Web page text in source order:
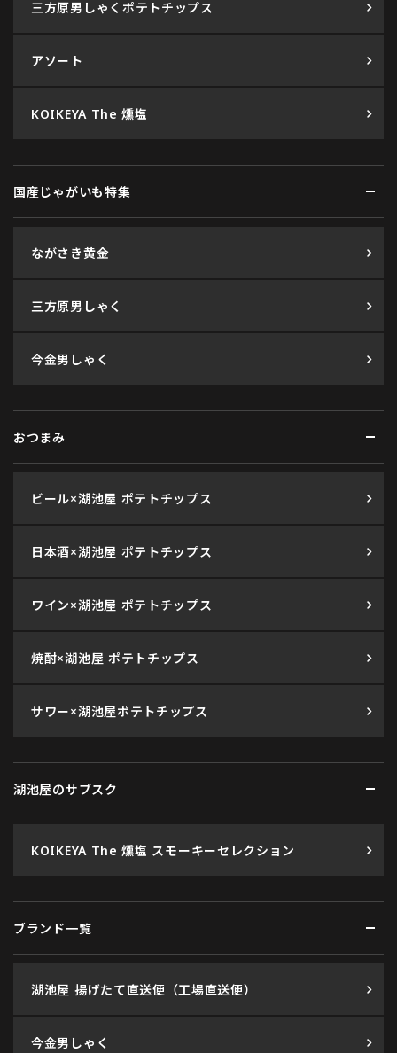
三方原男しゃくポテトチップス
アソート
KOIKEYA The 燻塩
国産じゃがいも特集
ながさき黄金
三方原男しゃく
今金男しゃく
おつまみ
ビール×湖池屋 ポテトチップス
日本酒×湖池屋 ポテトチップス
ワイン×湖池屋 ポテトチップス
焼酎×湖池屋 ポテトチップス
サワー×湖池屋ポテトチップス
湖池屋のサブスク
KOIKEYA The 燻塩 スモーキーセレクション
ブランド一覧
湖池屋 揚げたて直送便（工場直送便）
今金男しゃく